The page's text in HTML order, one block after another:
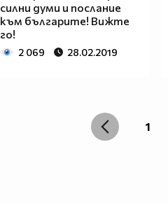
силни думи и послание
към българите! Вижте
го!
2 069 28.02.2019
1